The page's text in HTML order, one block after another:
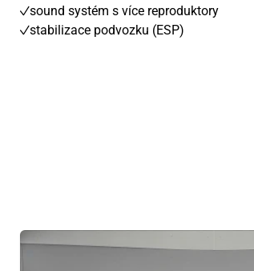
sound systém s více reproduktory
stabilizace podvozku (ESP)